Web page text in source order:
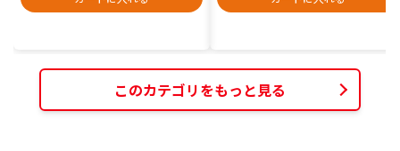
このカテゴリをもっと見る